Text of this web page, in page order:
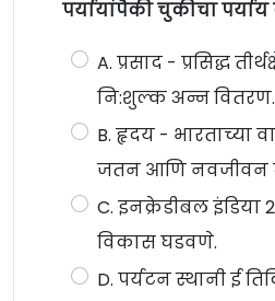
पर्यायांपैकी चुकीचा
A. प्रसाद - प्रसिद्ध
नि:शुल्क अन्न वितरण.
B. हृदय - भारताच्या
जतन आणि नवजीवन
C. इनक्रेडीबल इंडिया
विकास घडवणे.
D. पर्यटन स्थानी ई